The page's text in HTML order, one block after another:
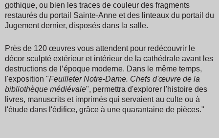
gothique, ou bien les traces de couleur des fragments
restaurés du portail Sainte-Anne et des linteaux du portail du
Jugement dernier, disposés dans la salle.
Près de 120 œuvres vous attendent pour redécouvrir le
décor sculpté extérieur et intérieur de la cathédrale avant les
destructions de l’époque moderne. Dans le même temps,
l'exposition "Feuilleter Notre-Dame. Chefs d'œuvre de la
bibliothèque médiévale", permettra d'explorer l'histoire des
livres, manuscrits et imprimés qui servaient au culte ou à
l'étude dans l'édifice, grâce à une quarantaine de pièces."